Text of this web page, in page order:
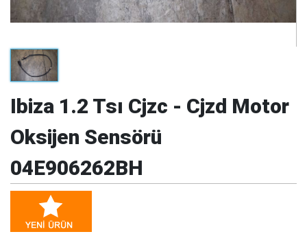
Ibiza 1.2 Tsı Cjzc - Cjzd Motor
Oksijen Sensörü
04E906262BH